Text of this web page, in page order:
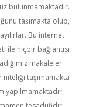
bulunmamaktadır.
taşımakta olup,
Bu internet
ile hiçbir bağlantısı
makaleler
taşımamakta
yapılmamaktadır.